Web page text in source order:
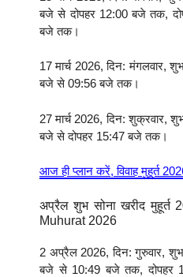
बजे से दोपहर 12:00 बजे तक,
बजे तक।
17 मार्च 2026, दिन: मंगलवार,
बजे से 09:56 बजे तक।
27 मार्च 2026, दिन: शुक्रवार,
बजे से दोपहर 15:47 बजे तक।
आज ही प्लान करें, विवाह मुहूर्त
अप्रैल शुभ सोना खरीद
Muhurat 2026
2 अप्रैल 2026, दिन: गुरुवार,
बजे से 10:49 बजे तक, दोपहर